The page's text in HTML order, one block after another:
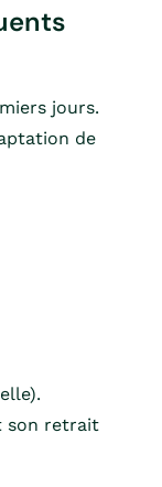
jours.
de
son retrait